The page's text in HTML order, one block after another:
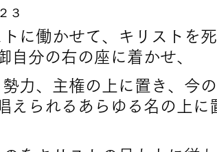
３
に働かせて、キリストを
自分の右の座に着かせ、
力、主権の上に置き、今
えられるあらゆる名の上に